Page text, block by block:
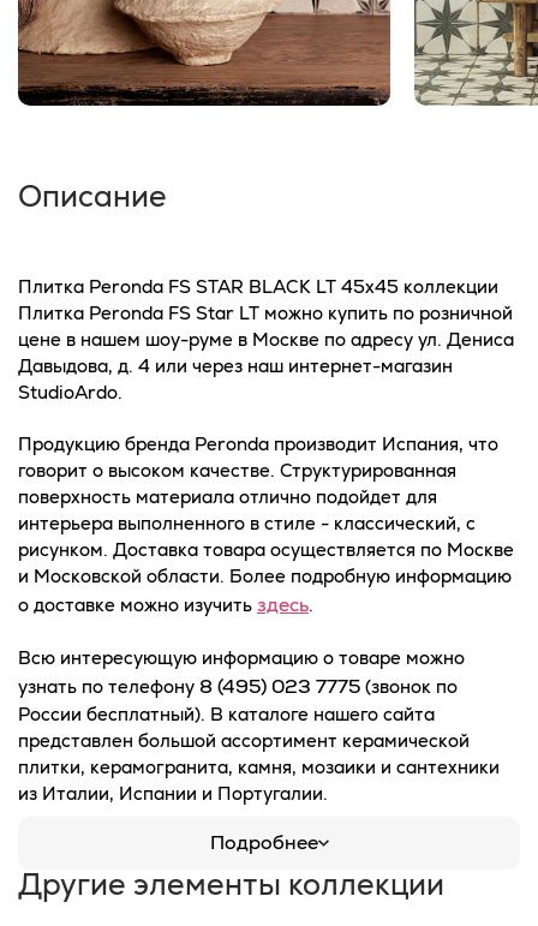
Описание
Плитка Peronda FS STAR BLACK LT 45x45 коллекции
Плитка Peronda FS Star LT можно купить по розничной
цене в нашем шоу-руме в Москве по адресу ул. Дениса
Давыдова, д. 4 или через наш интернет-магазин
StudioArdo.
Продукцию бренда Peronda производит Испания, что
говорит о высоком качестве. Структурированная
поверхность материала отлично подойдет для
интерьера выполненного в стиле - классический, с
рисунком. Доставка товара осуществляется по Москве
и Московской области. Более подробную информацию
о доставке можно изучить здесь.
Всю интересующую информацию о товаре можно
узнать по телефону 8 (495) 023 7775 (звонок по
России бесплатный). В каталоге нашего сайта
представлен большой ассортимент керамической
плитки, керамогранита, камня, мозаики и сантехники
из Италии, Испании и Португалии.
Подробнее
Другие элементы коллекции